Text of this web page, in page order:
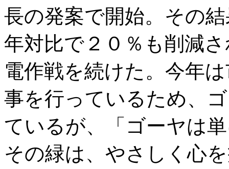
長の発案で開始。その
年対比で２０％も削減
電作戦を続けた。今年
事を行っているため、
ているが、「ゴーヤは
その緑は、やさしく心